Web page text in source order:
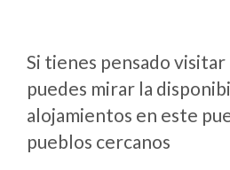
Si tienes pensado visitar
puedes mirar la
alojamientos en este
pueblos cercanos